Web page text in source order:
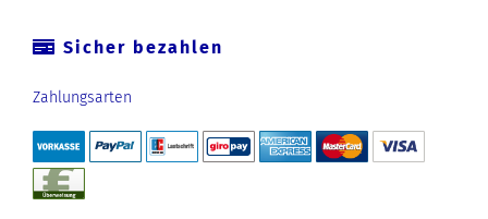
Sicher bezahlen
Zahlungsarten